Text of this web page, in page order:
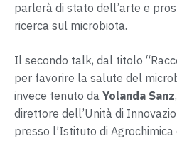
parlerà di stato dell’arte e
ricerca sul microbiota.
Il secondo talk, dal titolo
per favorire la salute del
invece tenuto da Yolanda Sanz
direttore dell’Unità di
presso l’Istituto di